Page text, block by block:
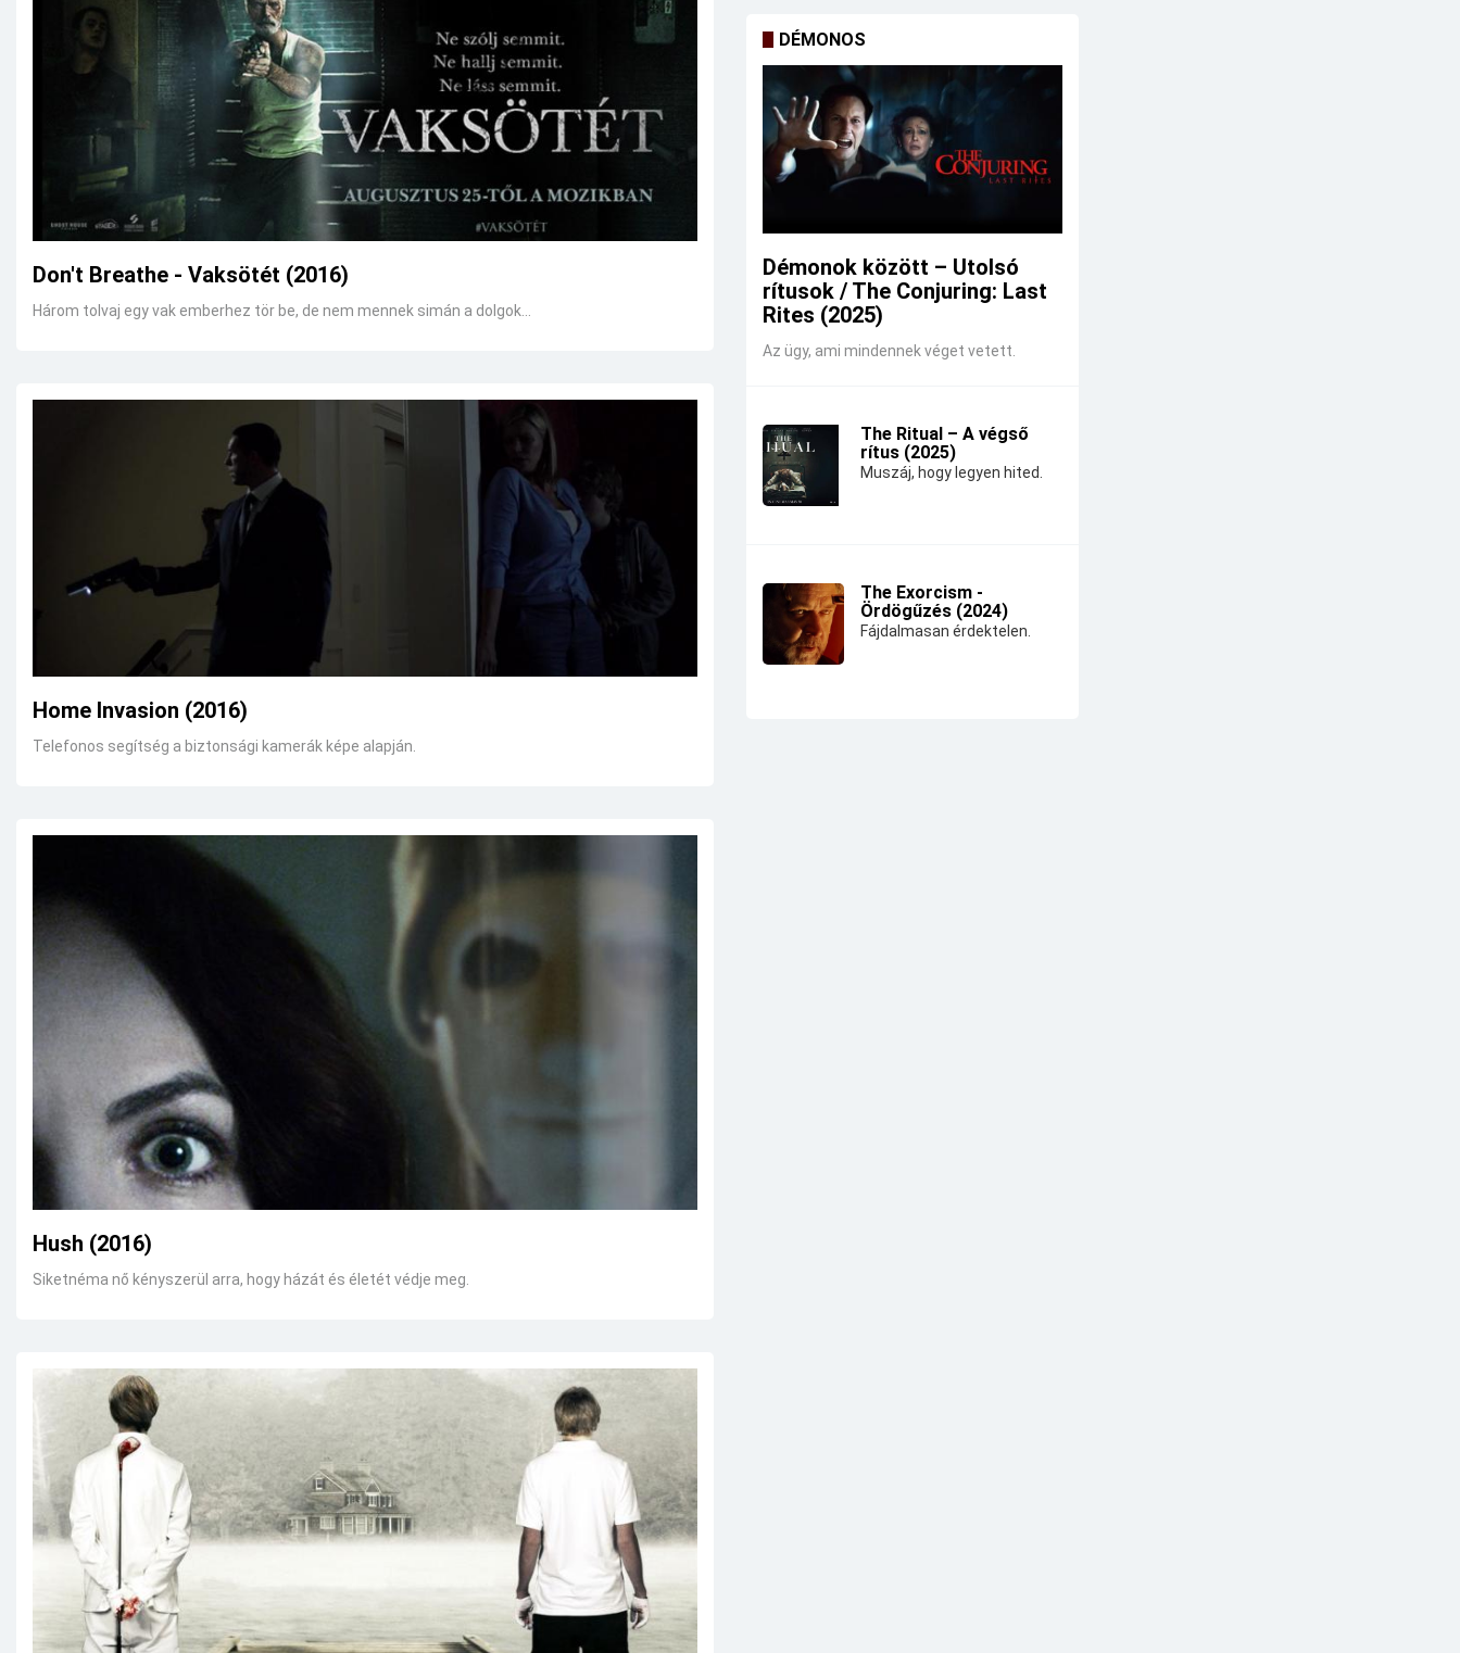
Don't Breathe - Vaksötét (2016)
Három tolvaj egy vak emberhez tör be, de nem mennek simán a dolgok...
Home Invasion (2016)
Telefonos segítség a biztonsági kamerák képe alapján.
Hush (2016)
Siketnéma nő kényszerül arra, hogy házát és életét védje meg.
DÉMONOS
Démonok között – Utolsó
rítusok / The Conjuring: Last
Rites (2025)
Az ügy, ami mindennek véget vetett.
The Ritual – A végső
rítus (2025)
Muszáj, hogy legyen hited.
The Exorcism -
Ördögűzés (2024)
Fájdalmasan érdektelen.